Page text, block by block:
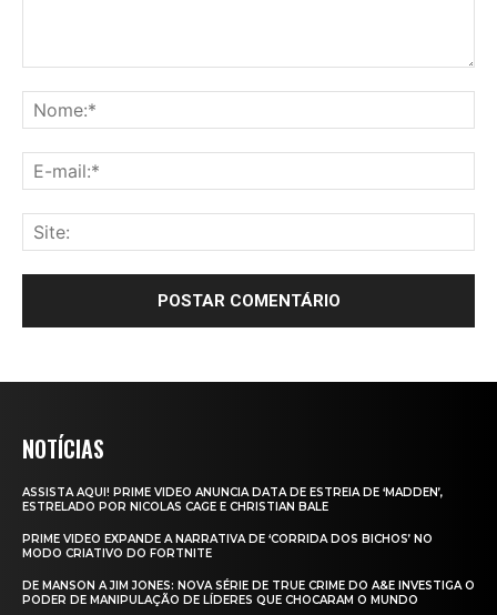
NOTÍCIAS
ASSISTA AQUI! PRIME VIDEO ANUNCIA DATA DE ESTREIA DE ‘MADDEN’,
ESTRELADO POR NICOLAS CAGE E CHRISTIAN BALE
PRIME VIDEO EXPANDE A NARRATIVA DE ‘CORRIDA DOS BICHOS’ NO
MODO CRIATIVO DO FORTNITE
DE MANSON A JIM JONES: NOVA SÉRIE DE TRUE CRIME DO A&E INVESTIGA O
PODER DE MANIPULAÇÃO DE LÍDERES QUE CHOCARAM O MUNDO